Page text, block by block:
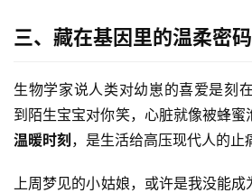
三、藏在基因里的温柔密码
生物学家说人类对幼崽的喜爱是刻
到陌生宝宝对你笑，心脏就像被蜂蜜
温暖时刻 ，是生活给高压现代人的止
上周梦见的小姑娘，或许是我没能